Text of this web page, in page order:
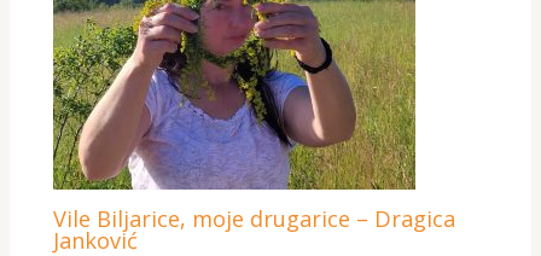
Vile Biljarice, moje drugarice – Dragica
Janković